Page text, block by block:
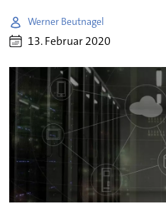
Werner Beutnagel
13. Februar 2020